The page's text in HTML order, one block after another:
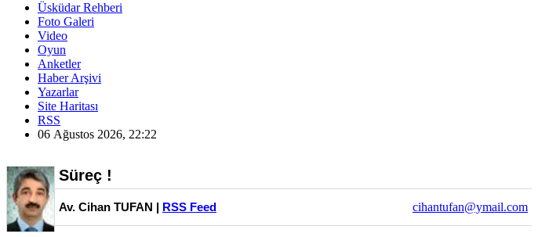
Üsküdar Rehberi
Foto Galeri
Video
Oyun
Anketler
Haber Arşivi
Yazarlar
Site Haritası
RSS
06 Ağustos 2026, 22:22
Süreç !
Av. Cihan TUFAN | RSS Feed cihantufan@ymail.com